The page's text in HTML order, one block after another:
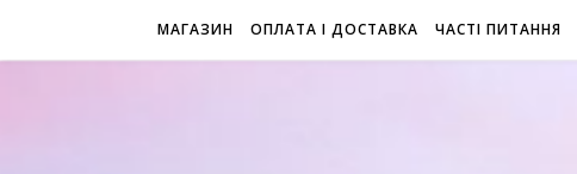
МАГАЗИН ОПЛАТА І ДОСТАВКА ЧАСТІ ПИТАННЯ